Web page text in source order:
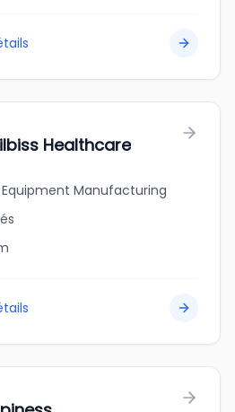
Healthcare
Manufacturing